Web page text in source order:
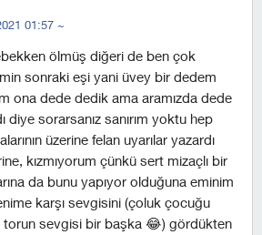
01:57 ~
ölmüş diğeri de ben çok
sonraki eşi yani üvey bir dedem
ona dede dedik ama aramızda dede
diye sorarsanız sanırım yoktu hep
üzerine felan uyarılar yazardı
kızmıyorum çünkü sert mizaçlı bir
da bunu yapıyor olduğuna eminim
karşı sevgisini (çoluk çocuğu
sevgisi bir başka 😂) gördükten